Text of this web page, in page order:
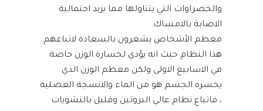
والخضراوات التي يتناولها مما يزيد احتمالية
الاصابة بالامساك.
معظم الأشخاص يشعرون بالسعادة لاتباعهم
هذا النظام حيث انه يؤدي لخسارة الوزن خاصة
في الاسابيع الاولى ولكن معظم الوزن الذي
يخسره الجسم هو من الماء والانسجة العضلية
، فاتباع نظام عالي البروتين وقليل بالنشويات